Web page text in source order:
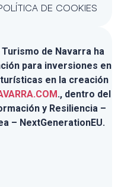
DE COOKIES
de Navarra ha
para inversiones en
en la creación
., dentro del
y Resiliencia –
– NextGenerationEU.